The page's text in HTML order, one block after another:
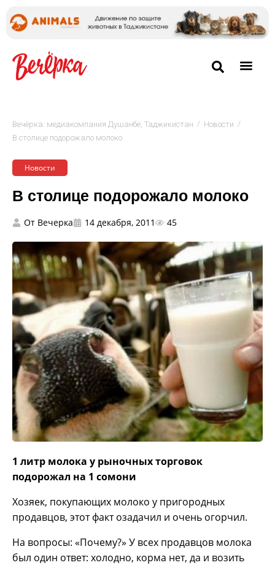
Вечёрка: медиакомпания Душанбе, Таджикистан / Новости /
В столице подорожало молоко
Новости
В столице подорожало молоко
От Вечерка 14 декабря, 2011 45
1 литр молока у рыночных торговок
подорожал на 1 сомони
Хозяек, покупающих молоко у пригородных
продавцов, этот факт озадачил и очень огорчил.
На вопросы: «Почему?» У всех продавцов молока
был один ответ: холодно, корма нет, да и возить